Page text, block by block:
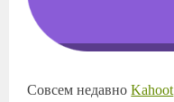
Совсем недавноKahoot